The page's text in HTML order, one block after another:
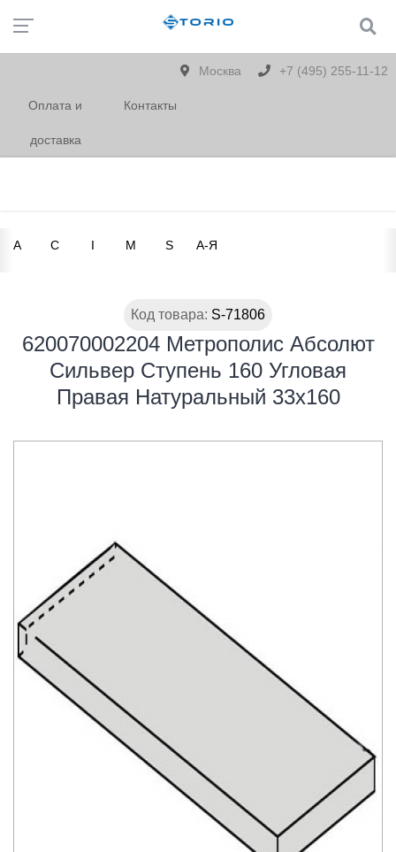
Москва +7 (495) 255-11-12
Оплата и
доставка
Контакты
A C I M S А-Я
Код товара: S-71806
620070002204 Метрополис Абсолют
Сильвер Ступень 160 Угловая
Правая Натуральный 33х160